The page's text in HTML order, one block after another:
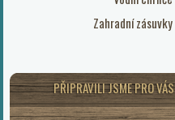
Zahradní zásuvky
PŘIPRAVILI JSME PRO VÁS